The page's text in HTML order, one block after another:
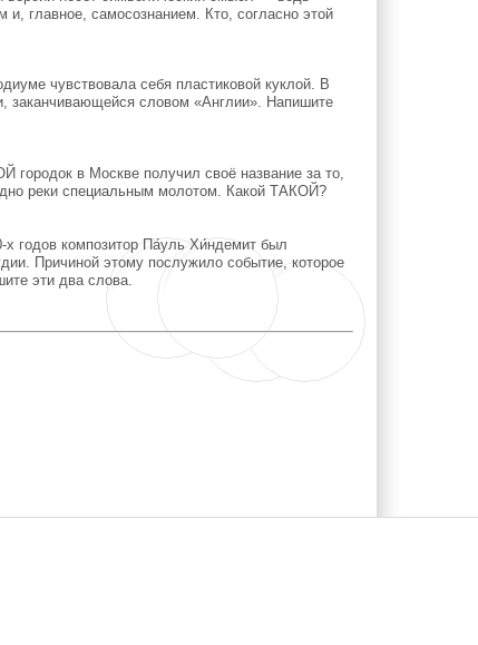
главное, самосознанием. Кто, согласно этой
чувствовала себя пластиковой куклой. В
заканчивающейся словом «Англии». Напишите
городок в Москве получил своё название за то,
дно реки специальным молотом. Какой ТАКОЙ?
годов композитор Па́уль Хи́ндемит был
Причиной этому послужило событие, которое
эти два слова.